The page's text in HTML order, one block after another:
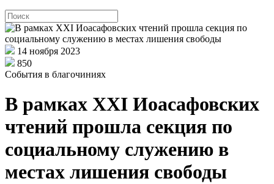
14 ноября 2023
850
События в благочиниях
В рамках XXI Иоасафовских
чтений прошла секция по
социальному служению в
местах лишения свободы